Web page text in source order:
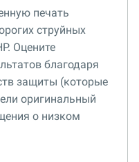
печать
струйных
Оцените
благодаря
защиты (которые
оригинальный
о низком